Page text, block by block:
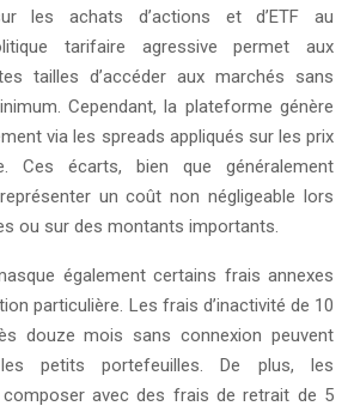
les achats d’actions et d’ETF au
tarifaire agressive permet aux
tailles d’accéder aux marchés sans
Cependant, la plateforme génère
via les spreads appliqués sur les prix
Ces écarts, bien que généralement
un coût non négligeable lors
ou sur des montants importants.
également certains frais annexes
particulière. Les frais d’inactivité de 10
douze mois sans connexion peuvent
petits portefeuilles. De plus, les
avec des frais de retrait de 5